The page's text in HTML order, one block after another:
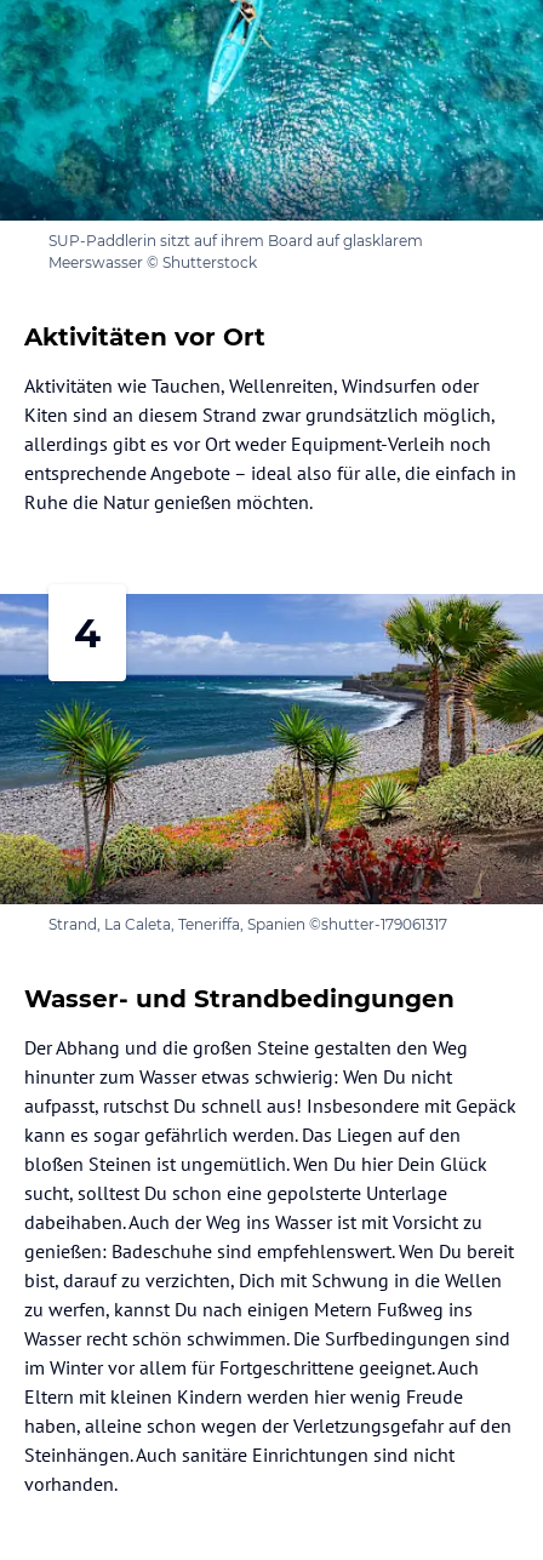
SUP-Paddlerin sitzt auf ihrem Board auf glasklarem
Meerswasser © Shutterstock
Aktivitäten vor Ort
Aktivitäten wie Tauchen, Wellenreiten, Windsurfen oder
Kiten sind an diesem Strand zwar grundsätzlich möglich,
allerdings gibt es vor Ort weder Equipment-Verleih noch
entsprechende Angebote – ideal also für alle, die einfach in
Ruhe die Natur genießen möchten.
4
Strand, La Caleta, Teneriffa, Spanien ©shutter-179061317
Wasser- und Strandbedingungen
Der Abhang und die großen Steine gestalten den Weg
hinunter zum Wasser etwas schwierig: Wen Du nicht
aufpasst, rutschst Du schnell aus! Insbesondere mit Gepäck
kann es sogar gefährlich werden. Das Liegen auf den
bloßen Steinen ist ungemütlich. Wen Du hier Dein Glück
sucht, solltest Du schon eine gepolsterte Unterlage
dabeihaben. Auch der Weg ins Wasser ist mit Vorsicht zu
genießen: Badeschuhe sind empfehlenswert. Wen Du bereit
bist, darauf zu verzichten, Dich mit Schwung in die Wellen
zu werfen, kannst Du nach einigen Metern Fußweg ins
Wasser recht schön schwimmen. Die Surfbedingungen sind
im Winter vor allem für Fortgeschrittene geeignet. Auch
Eltern mit kleinen Kindern werden hier wenig Freude
haben, alleine schon wegen der Verletzungsgefahr auf den
Steinhängen. Auch sanitäre Einrichtungen sind nicht
vorhanden.